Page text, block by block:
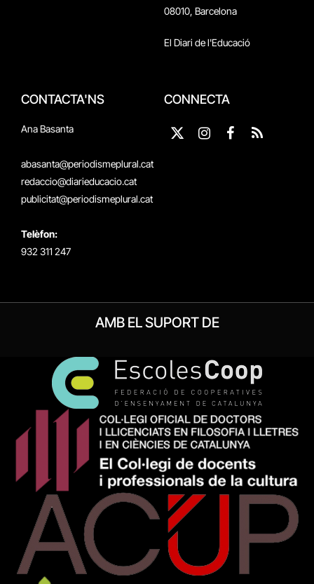
08010, Barcelona
El Diari de l'Educació
CONTACTA'NS
Ana Basanta
abasanta@periodismeplural.cat
redaccio@diarieducacio.cat
publicitat@periodismeplural.cat
Telèfon:
932 311 247
CONNECTA
X
InstagramFacebook
RSS
AMB EL SUPORT DE